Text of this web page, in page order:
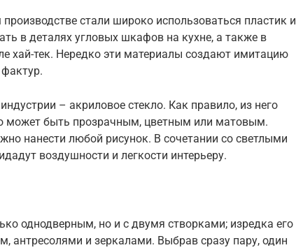
стали широко использоваться пластик и
в деталях угловых шкафов на кухне, а также в
хай-тек. Нередко эти материалы создают имитацию
– акриловое стекло. Как правило, из него
может быть прозрачным, цветным или матовым.
нанести любой рисунок. В сочетании со светлыми
воздушности и легкости интерьеру.
однодверным, но и с двумя створками; изредка его
антресолями и зеркалами. Выбрав сразу пару, один